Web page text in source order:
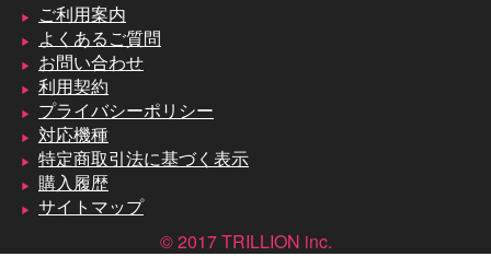
ご利用案内
よくあるご質問
お問い合わせ
利用契約
プライバシーポリシー
対応機種
特定商取引法に基づく表示
購入履歴
サイトマップ
© 2017 TRILLION inc.